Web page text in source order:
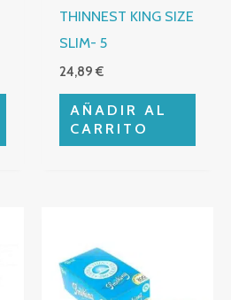
THINNEST KING SIZE
SLIM- 5
24,89€
AÑADIR AL
CARRITO